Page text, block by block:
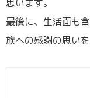
思います。
最後に、生活面も
族への感謝の思い